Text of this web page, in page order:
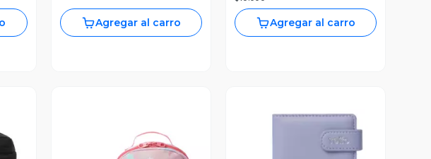
Agregar al carro Agregar al carro